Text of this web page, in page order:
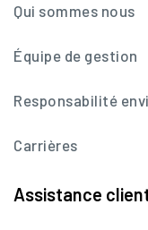
Qui sommes nous
Équipe de gestion
Responsabilité
Carrières
Assistance